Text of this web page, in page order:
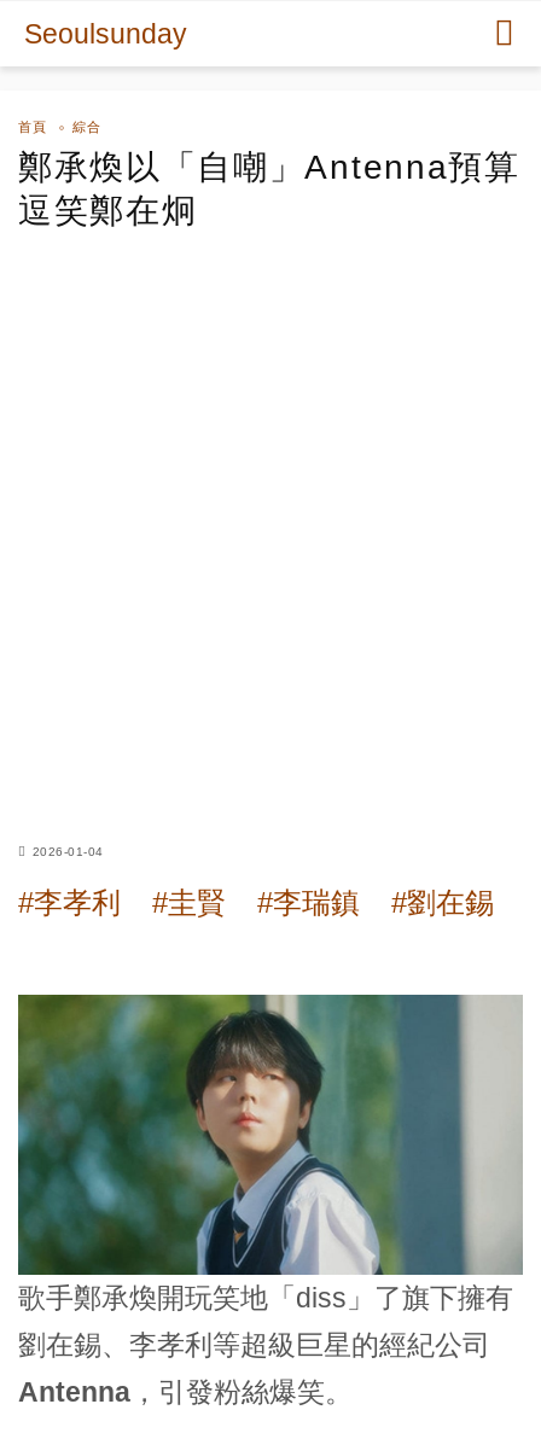
Seoulsunday
首頁 綜合
鄭承煥以「自嘲」Antenna預算
逗笑鄭在炯
2026-01-04
#李孝利 #圭賢 #李瑞鎮 #劉在錫
歌手鄭承煥開玩笑地「diss」了旗下擁有
劉在錫、 李孝利 等超級巨星的經紀公司
Antenna ，引發粉絲爆笑。